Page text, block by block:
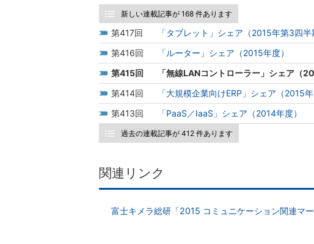
新しい連載記事が 168 件あります
417
「タブレット」シェア（2015年第3四半
416
「ルーター」シェア（2015年度）
415
「無線LANコントローラー」シェア（
414
「大規模企業向けERP」シェア（2015年
413
「PaaS／IaaS」シェア（2014年度）
過去の連載記事が 412 件あります
関連リンク
富士キメラ総研「2015 コミュニケーション関連マ